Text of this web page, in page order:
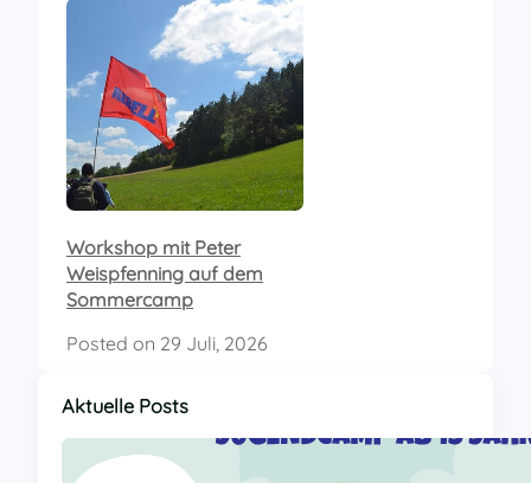
Workshop mit Peter
Weispfenning auf dem
Sommercamp
Posted on 29 Juli, 2026
Aktuelle Posts